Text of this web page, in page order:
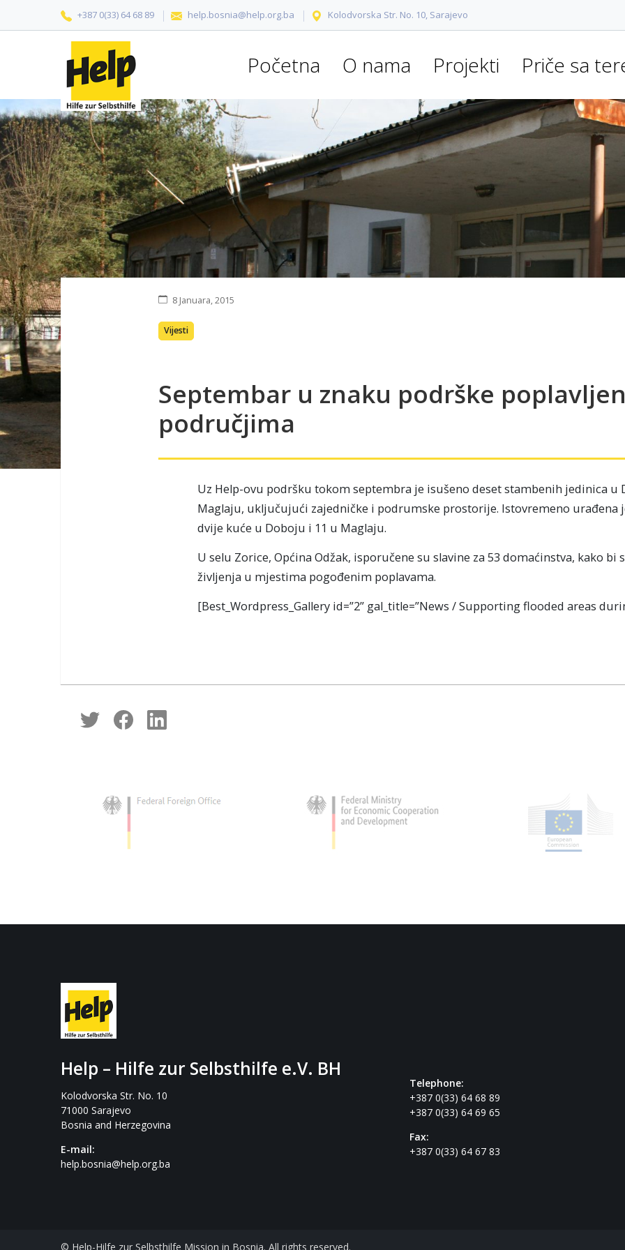
+387 0(33) 64 68 89 help.bosnia@help.org.ba Kolodvorska Str. No. 10, Sarajevo
Početna O nama Projekti Priče sa
8 Januara, 2015
Vijesti
Septembar u znaku podrške
područjima
Uz Help-ovu podršku tokom septembra je isušeno deset stambenih jedinica u
Maglaju, uključujući zajedničke i podrumske prostorije. Istovremeno urađena
dvije kuće u Doboju i 11 u Maglaju.
U selu Zorice, Općina Odžak, isporučene su slavine za 53 domaćinstva, kako bi
življenja u mjestima pogođenim poplavama.
[Best_Wordpress_Gallery id=”2” gal_title=”News / Supporting flooded areas
Help – Hilfe zur Selbsthilfe e.V. BH
Kolodvorska Str. No. 10
71000 Sarajevo
Bosnia and Herzegovina
E-mail:
help.bosnia@help.org.ba
Telephone:
+387 0(33) 64 68 89
+387 0(33) 64 69 65
Fax:
+387 0(33) 64 67 83
© Help-Hilfe zur Selbsthilfe Mission in Bosnia. All rights reserved.